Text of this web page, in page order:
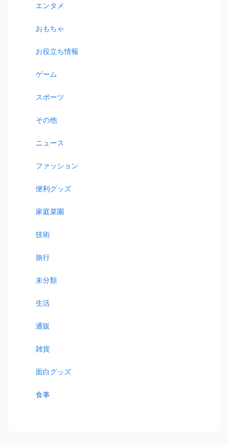
エンタメ
おもちゃ
お役立ち情報
ゲーム
スポーツ
その他
ニュース
ファッション
便利グッズ
家庭菜園
技術
旅行
未分類
生活
通販
雑貨
面白グッズ
食事